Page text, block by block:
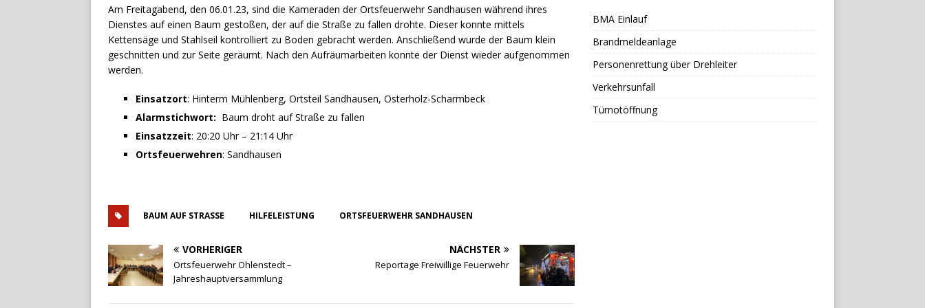
Am Freitagabend, den 06.01.23, sind die Kameraden der Ortsfeuerwehr Sandhausen während ihres
Dienstes auf einen Baum gestoßen, der auf die Straße zu fallen drohte. Dieser konnte mittels
Kettensäge und Stahlseil kontrolliert zu Boden gebracht werden. Anschließend wurde der Baum klein
geschnitten und zur Seite geräumt. Nach den Aufräumarbeiten konnte der Dienst wieder aufgenommen
werden.
Einsatzort: Hinterm Mühlenberg, Ortsteil Sandhausen, Osterholz-Scharmbeck
Alarmstichwort: Baum droht auf Straße zu fallen
Einsatzzeit: 20:20 Uhr – 21:14 Uhr
Ortsfeuerwehren: Sandhausen
BAUM AUF STRASSE HILFELEISTUNG ORTSFEUERWEHR SANDHAUSEN
VORHERIGER
Ortsfeuerwehr Ohlenstedt –
Jahreshauptversammlung
NÄCHSTER
Reportage Freiwillige Feuerwehr
BMA Einlauf
Brandmeldeanlage
Personenrettung über Drehleiter
Verkehrsunfall
Türnotöffnung